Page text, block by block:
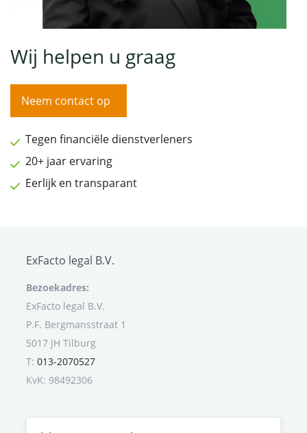
Wij helpen u graag
Neem contact op
Tegen financiële dienstverleners
20+ jaar ervaring
Eerlijk en transparant
ExFacto legal B.V.
Bezoekadres:
ExFacto legal B.V.
P.F. Bergmansstraat 1
5017 JH Tilburg
T: 013-2070527
KvK: 98492306